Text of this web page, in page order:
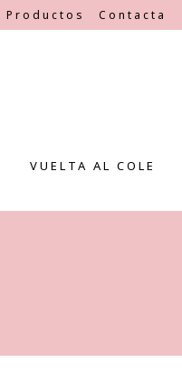
Productos Contacta
VUELTA AL COLE